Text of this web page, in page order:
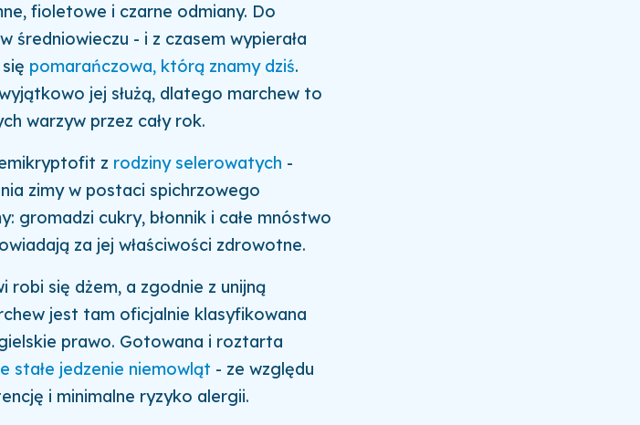
fioletowe i czarne odmiany. Do
średniowieczu - i z czasem wypierała
pomarańczowa, którą znamy dziś.
jej służą, dlatego marchew to
warzyw przez cały rok.
z rodziny selerowatych -
zimy w postaci spichrzowego
gromadzi cukry, błonnik i całe mnóstwo
za jej właściwości zdrowotne.
robi się dżem, a zgodnie z unijną
jest tam oficjalnie klasyfikowana
prawo. Gotowana i roztarta
stałe jedzenie niemowląt - ze względu
i minimalne ryzyko alergii.